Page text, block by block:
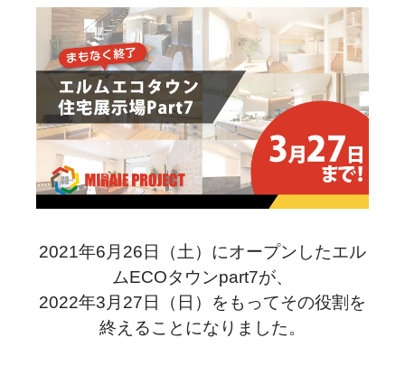
2021年6月26日（土）にオープンしたエル
ムECOタウンpart7が、
2022年3月27日（日）をもってその役割を
終えることになりました。